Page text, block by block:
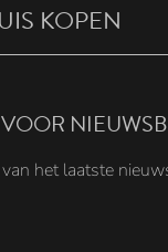
KOPEN
het laatste